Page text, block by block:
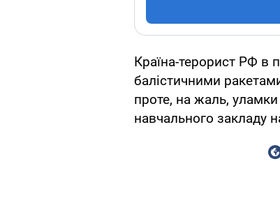
Країна-терорист РФ в
балістичними
проте, на жаль,
навчального закладу